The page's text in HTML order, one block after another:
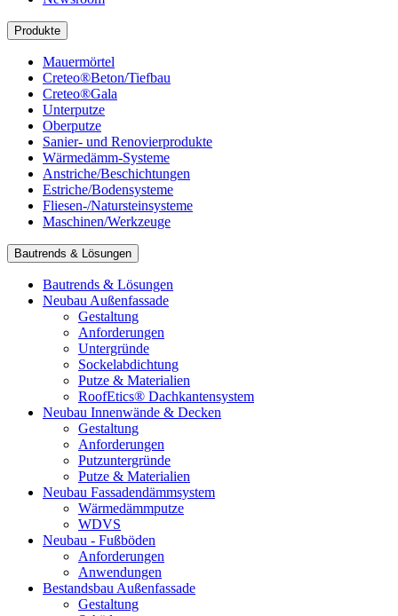
Produkte
Mauermörtel
Creteo®Beton/Tiefbau
Creteo®Gala
Unterputze
Oberputze
Sanier- und Renovierprodukte
Wärmedämm-Systeme
Anstriche/Beschichtungen
Estriche/Bodensysteme
Fliesen-/Natursteinsysteme
Maschinen/Werkzeuge
Bautrends & Lösungen
Bautrends & Lösungen
Neubau Außenfassade
Gestaltung
Anforderungen
Untergründe
Sockelabdichtung
Putze & Materialien
RoofEtics® Dachkantensystem
Neubau Innenwände & Decken
Gestaltung
Anforderungen
Putzuntergründe
Putze & Materialien
Neubau Fassadendämmsystem
Wärmedämmputze
WDVS
Neubau - Fußböden
Anforderungen
Anwendungen
Bestandsbau Außenfassade
Gestaltung